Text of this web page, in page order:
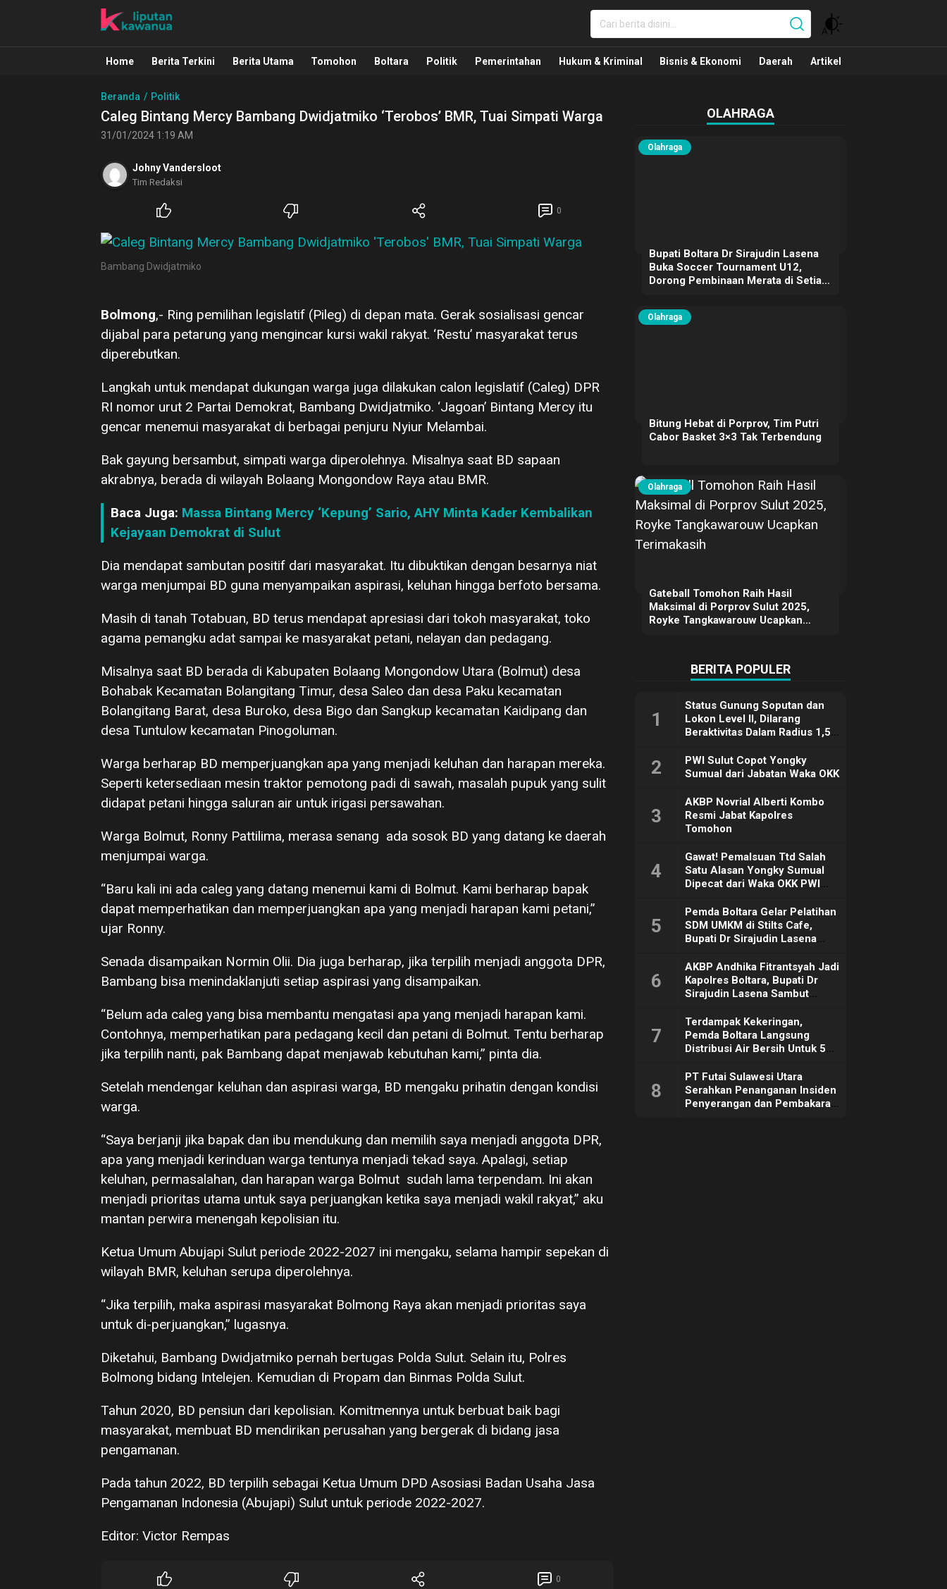
Liputan Kawanua
Berita Manado, Sulawesi Utara, Kawanua, Politik, Pemerintahan, Hukum Kriminal dan Nasional
Home Berita Terkini Berita Utama Tomohon Boltara Politik Pemerintahan Hukum & Kriminal Bisnis & Ekonomi Daerah Artikel
Beranda Politik
Caleg Bintang Mercy Bambang Dwidjatmiko ‘Terobos’ BMR, Tuai Simpati Warga
31/01/2024 1:19 AM
Johny Vandersloot
Tim Redaksi
0
Bambang Dwidjatmiko
Bolmong,- Ring pemilihan legislatif (Pileg) di depan mata. Gerak sosialisasi gencar
dijabal para petarung yang mengincar kursi wakil rakyat. ‘Restu’ masyarakat terus
diperebutkan.
Langkah untuk mendapat dukungan warga juga dilakukan calon legislatif (Caleg) DPR
RI nomor urut 2 Partai Demokrat, Bambang Dwidjatmiko. ‘Jagoan’ Bintang Mercy itu
gencar menemui masyarakat di berbagai penjuru Nyiur Melambai.
Bak gayung bersambut, simpati warga diperolehnya. Misalnya saat BD sapaan
akrabnya, berada di wilayah Bolaang Mongondow Raya atau BMR.
Baca Juga: Massa Bintang Mercy ‘Kepung’ Sario, AHY Minta Kader Kembalikan
Kejayaan Demokrat di Sulut
Dia mendapat sambutan positif dari masyarakat. Itu dibuktikan dengan besarnya niat
warga menjumpai BD guna menyampaikan aspirasi, keluhan hingga berfoto bersama.
Masih di tanah Totabuan, BD terus mendapat apresiasi dari tokoh masyarakat, toko
agama pemangku adat sampai ke masyarakat petani, nelayan dan pedagang.
Misalnya saat BD berada di Kabupaten Bolaang Mongondow Utara (Bolmut) desa
Bohabak Kecamatan Bolangitang Timur, desa Saleo dan desa Paku kecamatan
Bolangitang Barat, desa Buroko, desa Bigo dan Sangkup kecamatan Kaidipang dan
desa Tuntulow kecamatan Pinogoluman.
Warga berharap BD memperjuangkan apa yang menjadi keluhan dan harapan mereka.
Seperti ketersediaan mesin traktor pemotong padi di sawah, masalah pupuk yang sulit
didapat petani hingga saluran air untuk irigasi persawahan.
Warga Bolmut, Ronny Pattilima, merasa senang ada sosok BD yang datang ke daerah
menjumpai warga.
“Baru kali ini ada caleg yang datang menemui kami di Bolmut. Kami berharap bapak
dapat memperhatikan dan memperjuangkan apa yang menjadi harapan kami petani,”
ujar Ronny.
Senada disampaikan Normin Olii. Dia juga berharap, jika terpilih menjadi anggota DPR,
Bambang bisa menindaklanjuti setiap aspirasi yang disampaikan.
“Belum ada caleg yang bisa membantu mengatasi apa yang menjadi harapan kami.
Contohnya, memperhatikan para pedagang kecil dan petani di Bolmut. Tentu berharap
jika terpilih nanti, pak Bambang dapat menjawab kebutuhan kami,” pinta dia.
Setelah mendengar keluhan dan aspirasi warga, BD mengaku prihatin dengan kondisi
warga.
“Saya berjanji jika bapak dan ibu mendukung dan memilih saya menjadi anggota DPR,
apa yang menjadi kerinduan warga tentunya menjadi tekad saya. Apalagi, setiap
keluhan, permasalahan, dan harapan warga Bolmut sudah lama terpendam. Ini akan
menjadi prioritas utama untuk saya perjuangkan ketika saya menjadi wakil rakyat,” aku
mantan perwira menengah kepolisian itu.
Ketua Umum Abujapi Sulut periode 2022-2027 ini mengaku, selama hampir sepekan di
wilayah BMR, keluhan serupa diperolehnya.
“Jika terpilih, maka aspirasi masyarakat Bolmong Raya akan menjadi prioritas saya
untuk di-perjuangkan,” lugasnya.
Diketahui, Bambang Dwidjatmiko pernah bertugas Polda Sulut. Selain itu, Polres
Bolmong bidang Intelejen. Kemudian di Propam dan Binmas Polda Sulut.
Tahun 2020, BD pensiun dari kepolisian. Komitmennya untuk berbuat baik bagi
masyarakat, membuat BD mendirikan perusahan yang bergerak di bidang jasa
pengamanan.
Pada tahun 2022, BD terpilih sebagai Ketua Umum DPD Asosiasi Badan Usaha Jasa
Pengamanan Indonesia (Abujapi) Sulut untuk periode 2022-2027.
Editor: Victor Rempas
0
OLAHRAGA
Olahraga
Bupati Boltara Dr Sirajudin Lasena
Buka Soccer Tournament U12,
Dorong Pembinaan Merata di Setiap
Olahraga
Bitung Hebat di Porprov, Tim Putri
Cabor Basket 3×3 Tak Terbendung
Olahraga
Gateball Tomohon Raih Hasil
Maksimal di Porprov Sulut 2025,
Royke Tangkawarouw Ucapkan
BERITA POPULER
1
Status Gunung Soputan dan
Lokon Level II, Dilarang
Beraktivitas Dalam Radius 1,5
2
PWI Sulut Copot Yongky
Sumual dari Jabatan Waka OKK
3
AKBP Novrial Alberti Kombo
Resmi Jabat Kapolres
Tomohon
4
Gawat! Pemalsuan Ttd Salah
Satu Alasan Yongky Sumual
Dipecat dari Waka OKK PWI
5
Pemda Boltara Gelar Pelatihan
SDM UMKM di Stilts Cafe,
Bupati Dr Sirajudin Lasena
Dorong Ekonomi Daerah
6
AKBP Andhika Fitrantsyah Jadi
Kapolres Boltara, Bupati Dr
Sirajudin Lasena Sambut
7
Terdampak Kekeringan,
Pemda Boltara Langsung
Distribusi Air Bersih Untuk 50
8
PT Futai Sulawesi Utara
Serahkan Penanganan Insiden
Penyerangan dan Pembakaran